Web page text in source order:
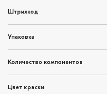
Штрихкод
Упаковка
Количество компонентов
Цвет краски